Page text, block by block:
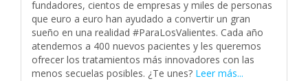
fundadores, cientos de empresas y miles de personas
que euro a euro han ayudado a convertir un gran
sueño en una realidad #ParaLosValientes. Cada año
atendemos a 400 nuevos pacientes y les queremos
ofrecer los tratamientos más innovadores con las
menos secuelas posibles. ¿Te unes? Leer más...